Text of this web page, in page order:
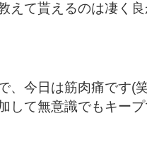
えて貰えるのは凄く
、今日は筋肉痛です(
して無意識でもキー